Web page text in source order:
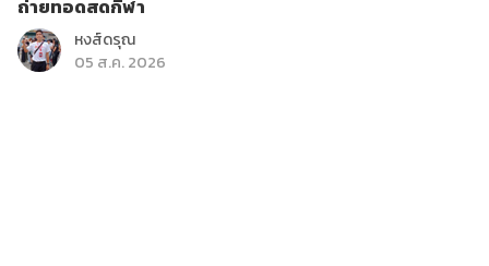
ถ่ายทอดสดกีฬา
หงส์ดรุณ
05 ส.ค. 2026